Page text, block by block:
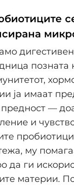
позната
ја имаат
—
и
му
да ги
материи.